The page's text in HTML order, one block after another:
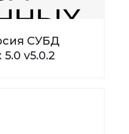
СУБД
v5.0.2